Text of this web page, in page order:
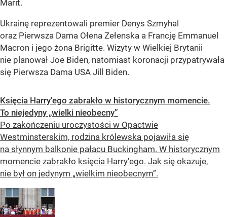
Marit.
Ukrainę reprezentowali premier Denys Szmyhal
oraz Pierwsza Dama Ołena Zełenska a Francję Emmanuel
Macron i jego żona Brigitte. Wizyty w Wielkiej Brytanii
nie planował Joe Biden, natomiast koronacji przypatrywała
się Pierwsza Dama USA Jill Biden.
Księcia Harry'ego zabrakło w historycznym momencie.
To niejedyny „wielki nieobecny”
Po zakończeniu uroczystości w Opactwie
Westminsterskim, rodzina królewska pojawiła się
na słynnym balkonie pałacu Buckingham. W historycznym
momencie zabrakło księcia Harry'ego. Jak się okazuje,
nie był on jedynym „wielkim nieobecnym”.